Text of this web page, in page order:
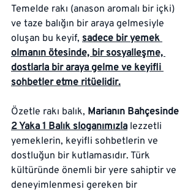
Temelde rakı (anason aromalı bir içki)
ve taze balığın bir araya gelmesiyle
oluşan bu keyif, sadece bir yemek
olmanın ötesinde, bir sosyalleşme,
dostlarla bir araya gelme ve keyifli
sohbetler etme ritüelidir.
Özetle rakı balık, Marianın Bahçesinde
2 Yaka 1 Balık sloganımızla lezzetli
yemeklerin, keyifli sohbetlerin ve
dostluğun bir kutlamasıdır. Türk
kültüründe önemli bir yere sahiptir ve
deneyimlenmesi gereken bir